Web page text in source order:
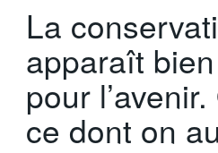
La
apparaît
pour
ce dont on